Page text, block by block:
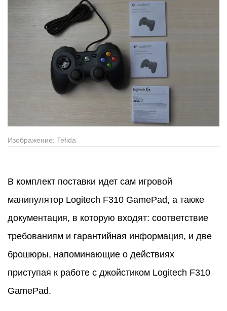
Изображение: Tefida
В комплект поставки идет сам игровой
манипулятор Logitech F310 GamePad, а также
документация, в которую входят: соответствие
требованиям и гарантийная информация, и две
брошюры, напоминающие о действиях
приступая к работе с джойстиком Logitech F310
GamePad.